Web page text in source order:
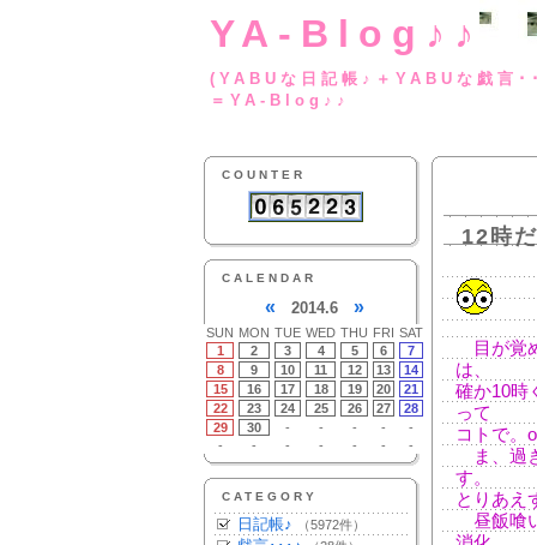
YA-Blog♪♪
(YABUな日記帳♪
＝YA-Blog♪♪
COUNTER
CALENDAR
« 2014.6 »
SUN MON TUE WED THU FRI SAT
1
2 3 4 5 6
7
8
9 10 11 12 13
14
15
16 17 18 19 20
21
22
23 24 25 26 27
28
29
30 - - - -
-
-
- - - - - -
CATEGORY
日記帳♪ （5972件）
12時
目が覚
は、
確か10時
って
コトで。
ま、過
す。
とりあえ
昼飯喰